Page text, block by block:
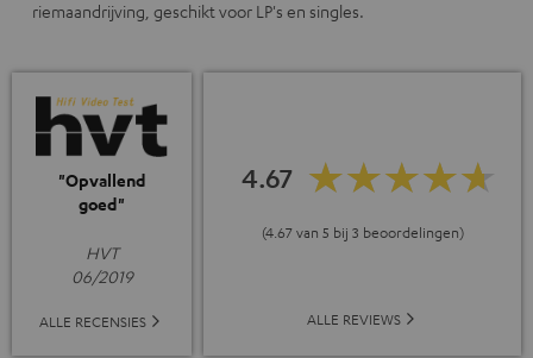
riemaandrijving, geschikt voor LP's en singles.
"Opvallend
goed"
HVT
06/2019
ALLE RECENSIES
4.67
(4.67 van 5 bij 3 beoordelingen)
ALLE REVIEWS